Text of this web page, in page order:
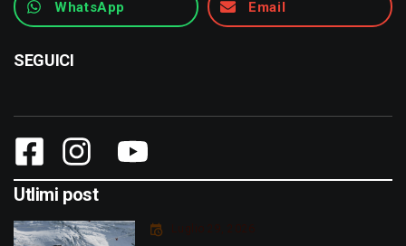
WhatsApp Email
SEGUICI
Utlimi post
Luglio 29, 2026